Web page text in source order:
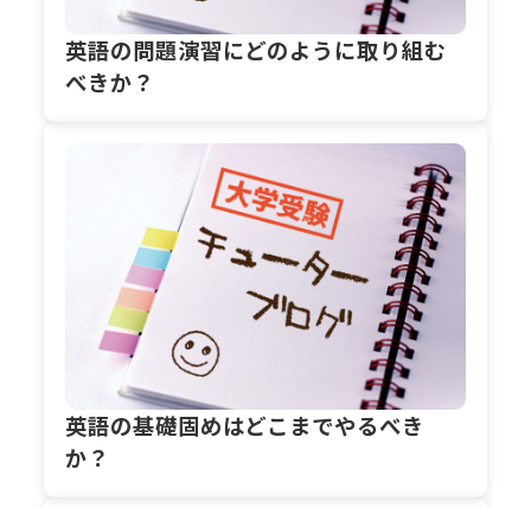
英語の問題演習にどのように取り組む
べきか？
英語の基礎固めはどこまでやるべき
か？